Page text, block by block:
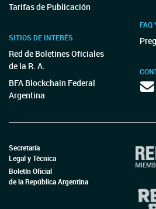
Tarifas de Publicación
SITIOS DE INTERÉS
Red de Boletines Oficiales
de la R. A.
BFA Blockchain Federal
Argentina
FAQ
Secretaría
Legal y Técnica
Boletín Oficial
de la República Argentina